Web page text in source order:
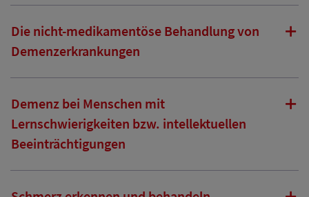
Die nicht-medikamentöse Behandlung von
Demenzerkrankungen
Demenz bei Menschen mit
Lernschwierigkeiten bzw. intellektuellen
Beeinträchtigungen